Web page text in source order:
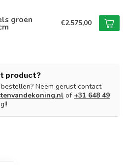
groen €2.575,00
product?
Neem gerust contact
of +31 648 49